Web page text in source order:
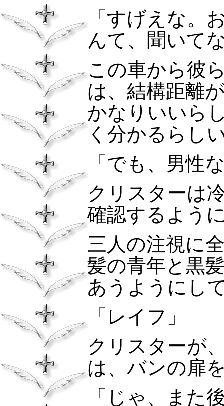
「すげえな。
んて、聞いて
この車から彼
は、結構距離
かなりいいら
く分かるらし
「でも、男性
クリスターは
確認するよう
三人の注視に
髪の青年と黒
あうようにし
「レイフ」
クリスターが
は、バンの扉
「じゃ、また